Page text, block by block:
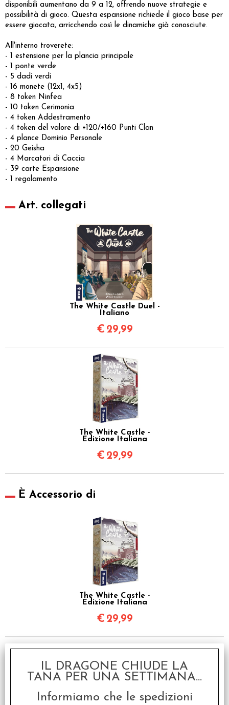
disponibili aumentano da 9 a 12, offrendo nuove strategie e
possibilità di gioco. Questa espansione richiede il gioco base per
essere giocata, arricchendo così le dinamiche già conosciute.
All'interno troverete:
- 1 estensione per la plancia principale
- 1 ponte verde
- 5 dadi verdi
- 16 monete (12x1, 4x5)
- 8 token Ninfea
- 10 token Cerimonia
- 4 token Addestramento
- 4 token del valore di +120/+160 Punti Clan
- 4 plance Dominio Personale
- 20 Geisha
- 4 Marcatori di Caccia
- 39 carte Espansione
- 1 regolamento
Art. collegati
The White Castle Duel -
Italiano
€ 29,99
The White Castle -
Edizione Italiana
€ 29,99
È Accessorio di
The White Castle -
Edizione Italiana
€ 29,99
I clienti che hanno acquistato questo
prodotto, hanno scelto anche questi
articoli
IL DRAGONE CHIUDE LA
TANA PER UNA SETTIMANA...
Informiamo che le spedizioni